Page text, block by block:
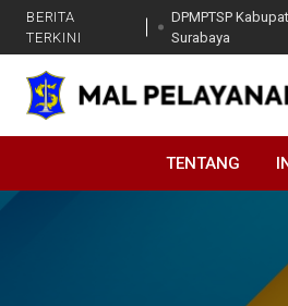
BERITA
TERKINI
DPMPTSP
Surabaya
DPMPTSP Kota
Sosialisasi &
TENTANG